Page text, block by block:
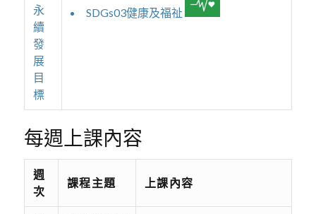
永
續
發
展
目
標
SDGs03健康及福祉
每週上課內容
週
次
課程主題 上課內容